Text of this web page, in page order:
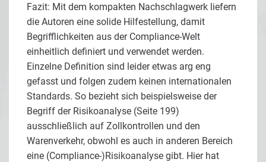
Fazit: Mit dem kompakten Nachschlagwerk liefern
die Autoren eine solide Hilfestellung, damit
Begrifflichkeiten aus der Compliance-Welt
einheitlich definiert und verwendet werden.
Einzelne Definition sind leider etwas arg eng
gefasst und folgen zudem keinen internationalen
Standards. So bezieht sich beispielsweise der
Begriff der Risikoanalyse (Seite 199)
ausschließlich auf Zollkontrollen und den
Warenverkehr, obwohl es auch in anderen Bereich
eine (Compliance-)Risikoanalyse gibt. Hier hat